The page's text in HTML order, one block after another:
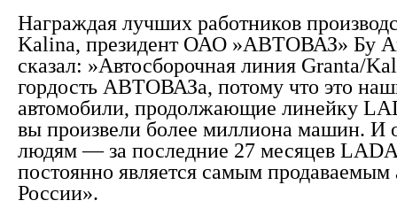
Награждая лучших работников
Kalina, президент ОАО »АВТОВАЗ» Бу
сказал: »Автосборочная линия Granta/
гордость АВТОВАЗа, потому что это
автомобили, продолжающие линейку
вы произвели более миллиона машин.
людям — за последние 27 месяцев
постоянно является самым продаваемым
России».